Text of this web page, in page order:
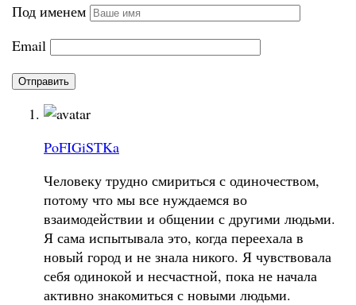
Под именем
Email
PoFIGiSTKa
Человеку трудно смириться с одиночеством,
потому что мы все нуждаемся во
взаимодействии и общении с другими людьми.
Я сама испытывала это, когда переехала в
новый город и не знала никого. Я чувствовала
себя одинокой и несчастной, пока не начала
активно знакомиться с новыми людьми.